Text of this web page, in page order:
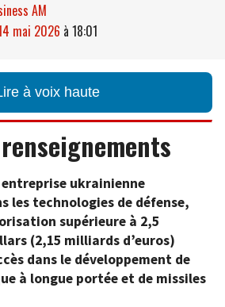
AM
mai 2026 à 18:01
à voix haute
ukrainienne
les technologies de défense,
supérieure à 2,5
(2,15 milliards d’euros)
dans le développement de
à longue portée et de missiles